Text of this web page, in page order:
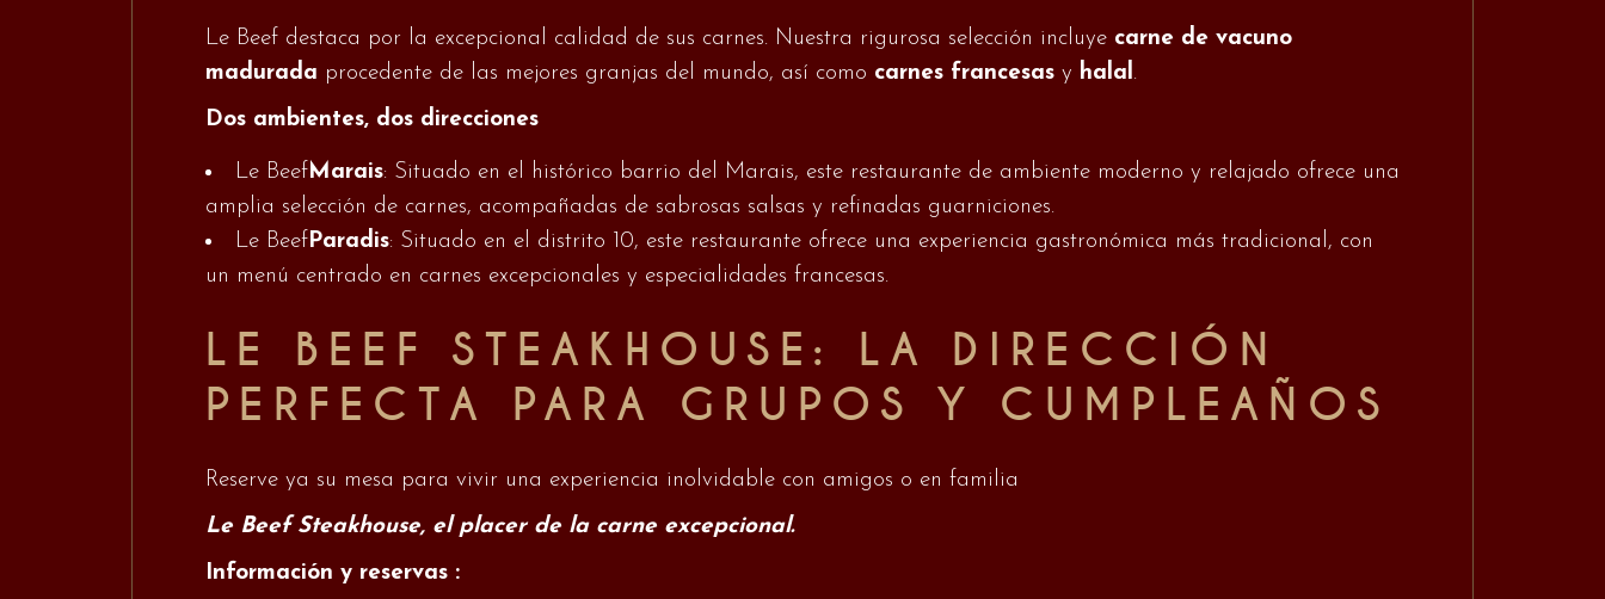
Le Beef destaca por la excepcional calidad de sus carnes. Nuestra rigurosa selección incluye carne de vacuno
madurada procedente de las mejores granjas del mundo, así como carnes francesas y halal.
Dos ambientes, dos direcciones
Le BeefMarais: Situado en el histórico barrio del Marais, este restaurante de ambiente moderno y relajado ofrece una
amplia selección de carnes, acompañadas de sabrosas salsas y refinadas guarniciones.
Le BeefParadis: Situado en el distrito 10, este restaurante ofrece una experiencia gastronómica más tradicional, con
un menú centrado en carnes excepcionales y especialidades francesas.
LE BEEF STEAKHOUSE: LA DIRECCIÓN
PERFECTA PARA GRUPOS Y CUMPLEAÑOS
Reserve ya su mesa para vivir una experiencia inolvidable con amigos o en familia
Le Beef Steakhouse, el placer de la carne excepcional.
Información y reservas :